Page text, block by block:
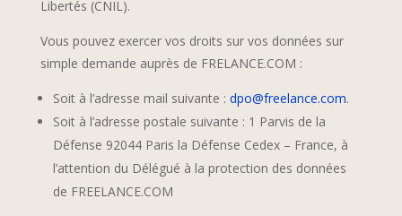
Libertés (CNIL).
Vous pouvez exercer vos droits sur vos données sur
simple demande auprès de FRELANCE.COM :
Soit à l’adresse mail suivante : dpo@freelance.com.
Soit à l’adresse postale suivante : 1 Parvis de la
Défense 92044 Paris la Défense Cedex – France, à
l’attention du Délégué à la protection des données
de FREELANCE.COM